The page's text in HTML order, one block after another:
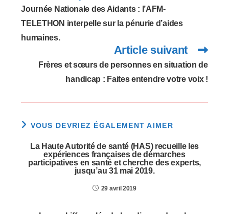
articles
Journée Nationale des Aidants : l’AFM-
TELETHON interpelle sur la pénurie d’aides
humaines.
Article suivant
Frères et sœurs de personnes en situation de
handicap : Faites entendre votre voix !
VOUS DEVRIEZ ÉGALEMENT AIMER
La Haute Autorité de santé (HAS) recueille les
expériences françaises de démarches
participatives en santé et cherche des experts,
jusqu’au 31 mai 2019.
29 avril 2019